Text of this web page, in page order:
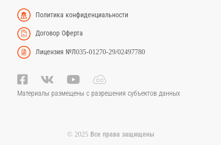
Политика конфиденциальности
Договор Оферта
Лицензия №Л035-01270-29/02497780
Материалы размещены с разрешения субъектов данных
© 2025 Все права защищены